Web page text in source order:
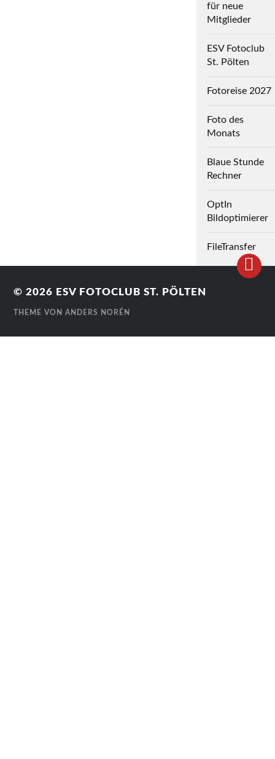
für neue
Mitglieder
ESV Fotoclub
St. Pölten
Fotoreise 2027
Foto des
Monats
Blaue Stunde
Rechner
OptIn
Bildoptimierer
FileTransfer
© 2026 ESV FOTOCLUB ST. PÖLTEN
THEME VONANDERS NORÉN